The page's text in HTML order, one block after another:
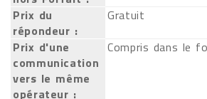
Prix du
répondeur :
Gratuit
Prix d'une
communication
vers le même
opérateur :
Compris dans le